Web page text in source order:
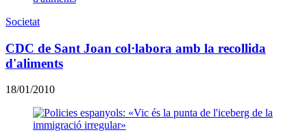
Societat
CDC de Sant Joan col·labora amb la recollida
d'aliments
18/01/2010